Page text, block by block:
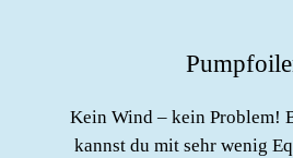
Kein Wind – kein Problem!
kannst du mit sehr wenig